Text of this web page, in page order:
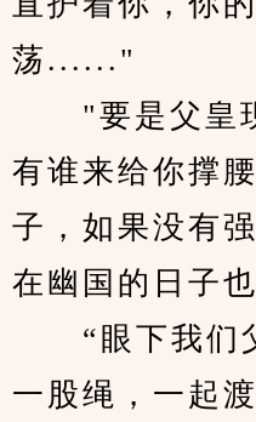
荡......"
"要是父皇现
有谁来给你撑
子，如果没有
在幽国的日子
“眼下我们
一股绳，一起